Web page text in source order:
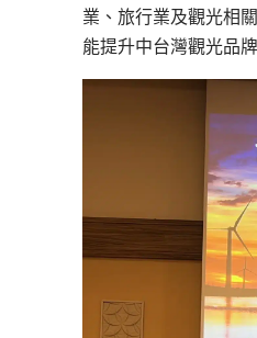
業、旅行業及觀光相
能提升中台灣觀光品